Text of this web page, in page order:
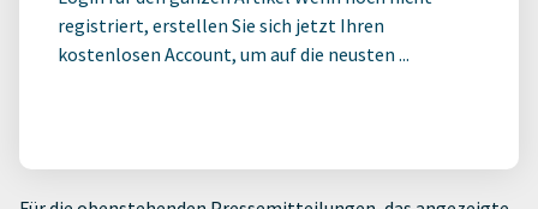
registriert, erstellen Sie sich jetzt Ihren
kostenlosen Account, um auf die neusten ...